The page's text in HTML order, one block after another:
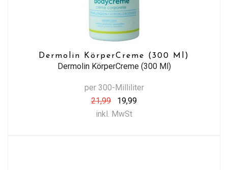
Dermolin KörperCreme (300 Ml)
Dermolin KörperCreme (300 Ml)
per 300-Milliliter
21,99
19,99
inkl. MwSt